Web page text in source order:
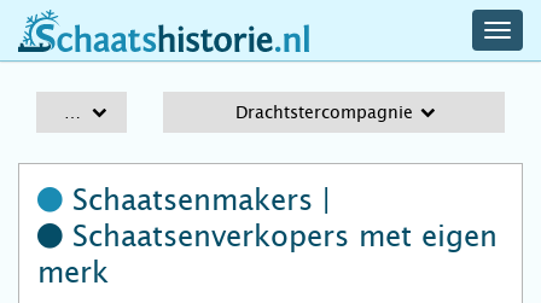
schaatshistorie.nl
Drachtstercompagnie
Schaatsenmakers |
Schaatsenverkopers met eigen
merk